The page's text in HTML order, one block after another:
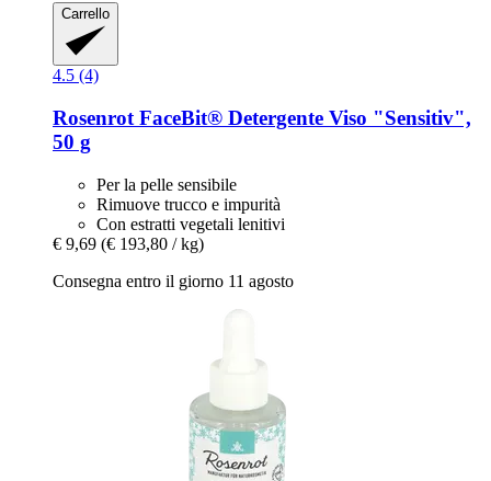
Carrello
4.5 (4)
Rosenrot FaceBit® Detergente Viso "Sensitiv",
50 g
Per la pelle sensibile
Rimuove trucco e impurità
Con estratti vegetali lenitivi
€ 9,69 (€ 193,80 / kg)
Consegna entro il giorno 11 agosto